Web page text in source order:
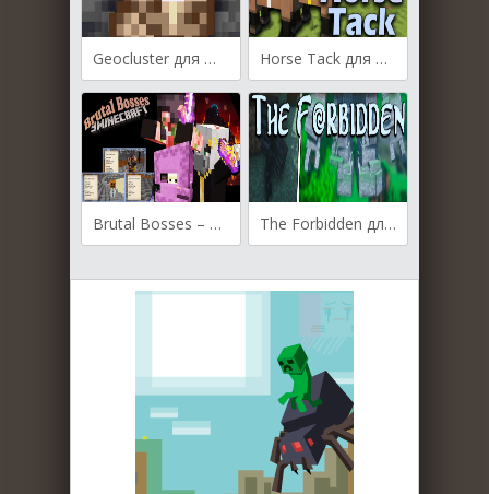
Geocluster для Майнкрафт 1.19.4 Horse Tack для Майнкрафт [1.19, 1.18.1, 1.16.5]
Brutal Bosses – Dungeon Bosses для Майнкрафт [1.19.3, 1.19.2, 1.19.1] The Forbidden для Майнкрафт 1.16.5